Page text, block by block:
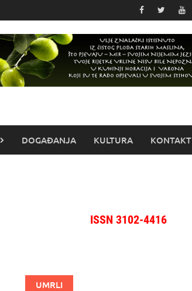
DOGAĐANJA KULTURA KONTAKT
ISSN 3102-4416
UMRLI